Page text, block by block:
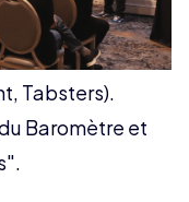
Tabsters).
Baromètre et